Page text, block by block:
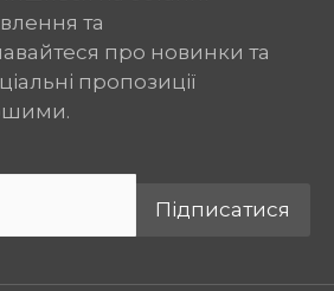
та
про новинки та
пропозиції
Підписатися